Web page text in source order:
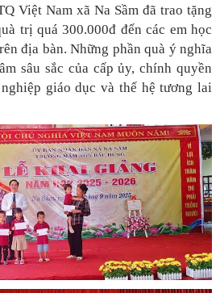
Việt Nam xã Na Sầm đã trao tặng
trị quá 300.000đ đến các em học
địa bàn. Những phần quà ý nghĩa
sâu sắc của cấp ủy, chính quyền
giáo dục và thế hệ tương lai